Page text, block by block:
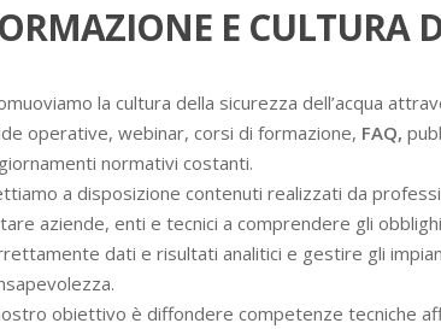
E CULTURA
la cultura della sicurezza dell’acqua
operative, webinar, corsi di formazione, FAQ,
normativi costanti.
a disposizione contenuti realizzati da
aziende, enti e tecnici a comprendere gli
dati e risultati analitici e gestire gli
obiettivo è diffondere competenze tecniche